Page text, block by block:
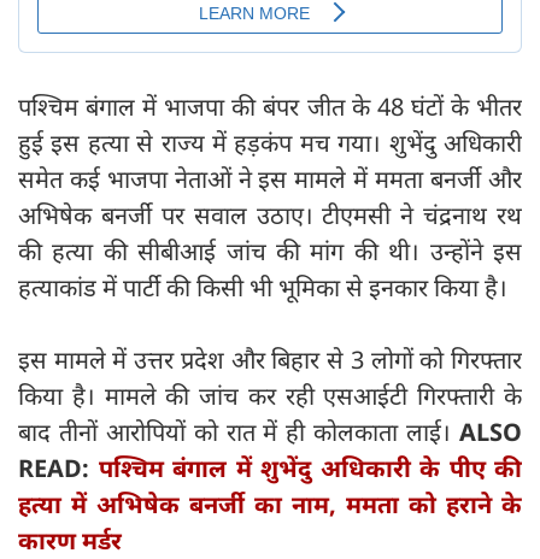
पश्चिम बंगाल में भाजपा की बंपर जीत के 48 घंटों के भीतर
हुई इस हत्या से राज्य में हड़कंप मच गया। शुभेंदु अधिकारी
समेत कई भाजपा नेताओं ने इस मामले में ममता बनर्जी और
अभिषेक बनर्जी पर सवाल उठाए। टीएमसी ने चंद्रनाथ रथ
की हत्या की सीबीआई जांच की मांग की थी। उन्होंने इस
हत्याकांड में पार्टी की किसी भी भूमिका से इनकार किया है।
इस मामले में उत्तर प्रदेश और बिहार से 3 लोगों को गिरफ्तार
किया है। मामले की जांच कर रही एसआईटी गिरफ्तारी के
बाद तीनों आरोपियों को रात में ही कोलकाता लाई। ALSO
READ: पश्चिम बंगाल में शुभेंदु अधिकारी के पीए की
हत्या में अभिषेक बनर्जी का नाम, ममता को हराने के
कारण मर्डर